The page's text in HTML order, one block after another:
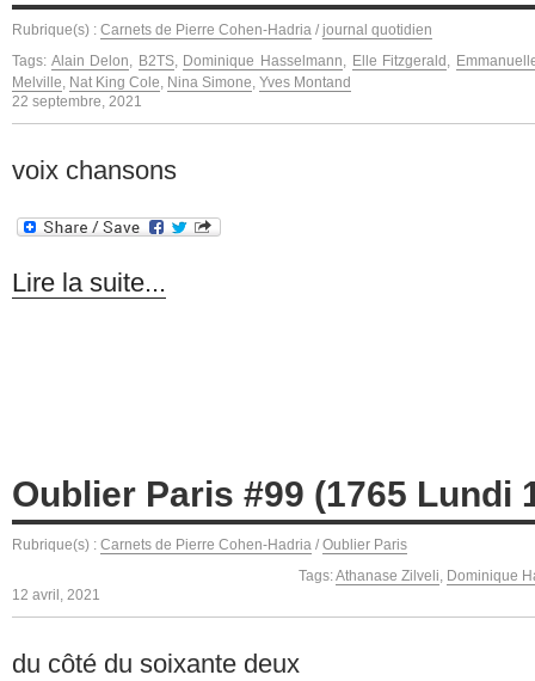
Rubrique(s) : Carnets de Pierre Cohen-Hadria / journal quotidien
Tags: Alain Delon, B2TS, Dominique Hasselmann, Elle Fitzgerald ,
Melville, Nat King Cole, Nina Simone, Yves Montand
22 septembre, 2021
voix chansons
Lire la suite...
Oublier Paris #99 (1765 Lundi
Rubrique(s) : Carnets de Pierre Cohen-Hadria / Oublier Paris
Tags:Athanase Zilveli Dominique
12 avril, 2021
du côté du soixante deux